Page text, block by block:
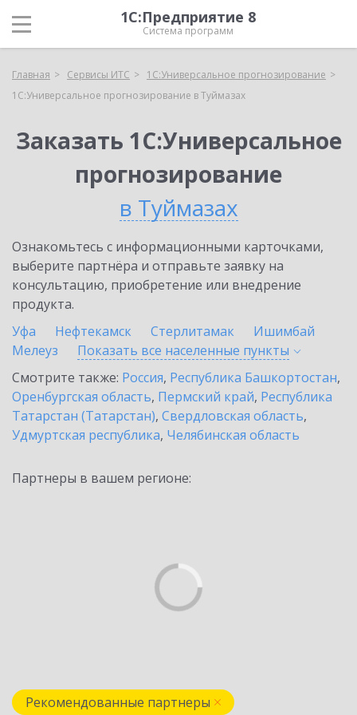
1С:Предприятие 8
Система программ
Главная Сервисы ИТС
1С:Универсальное прогнозирование
1С:Универсальное прогнозирование в Туймазах
Заказать 1С:Универсальное
прогнозирование
в Туймазах
Ознакомьтесь с информационными карточками,
выберите партнёра и отправьте заявку на
консультацию, приобретение или внедрение
продукта.
Уфа
Нефтекамск Стерлитамак
Ишимбай
Мелеуз
Показать все населенные пункты
Смотрите также: Россия, Республика Башкортостан,
Оренбургская область, Пермский край, Республика
Татарстан (Татарстан), Свердловская область,
Удмуртская республика, Челябинская область
Партнеры в вашем регионе:
Рекомендованные партнеры